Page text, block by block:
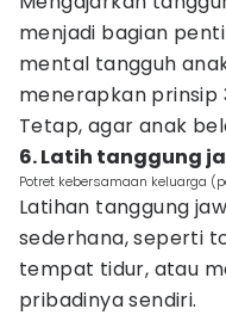
menjadi bagian
mental tangguh
menerapkan prinsip
Tetap, agar anak
6. Latih tanggung
Potret kebersamaan keluarga
Latihan tanggung
sederhana, seperti
tempat tidur, atau
pribadinya sendiri.